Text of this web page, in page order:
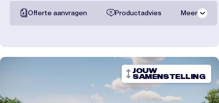
Offerte aanvragen Productadvies Meer
Transportkosten
JOUW
SAMENSTELLING